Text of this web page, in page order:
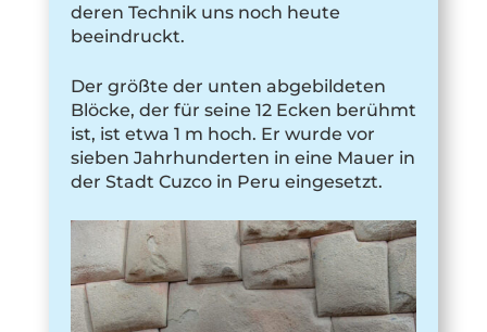
deren Technik uns noch heute
beeindruckt.
Der größte der unten abgebildeten
Blöcke, der für seine 12 Ecken berühmt
ist, ist etwa 1 m hoch. Er wurde vor
sieben Jahrhunderten in eine Mauer in
der Stadt Cuzco in Peru eingesetzt.